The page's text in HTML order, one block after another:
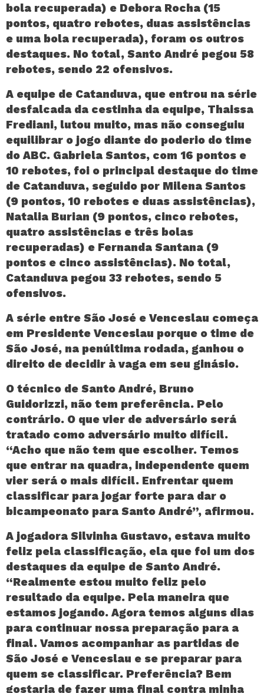
bola recuperada) e Debora Rocha (15
pontos, quatro rebotes, duas assistências
e uma bola recuperada), foram os outros
destaques. No total, Santo André pegou 58
rebotes, sendo 22 ofensivos.
A equipe de Catanduva, que entrou na série
desfalcada da cestinha da equipe, Thaissa
Frediani, lutou muito, mas não conseguiu
equilibrar o jogo diante do poderio do time
do ABC. Gabriela Santos, com 16 pontos e
10 rebotes, foi o principal destaque do time
de Catanduva, seguido por Milena Santos
(9 pontos, 10 rebotes e duas assistências),
Natalia Burian (9 pontos, cinco rebotes,
quatro assistências e três bolas
recuperadas) e Fernanda Santana (9
pontos e cinco assistências). No total,
Catanduva pegou 33 rebotes, sendo 5
ofensivos.
A série entre São José e Venceslau começa
em Presidente Venceslau porque o time de
São José, na penúltima rodada, ganhou o
direito de decidir à vaga em seu ginásio.
O técnico de Santo André, Bruno
Guidorizzi, não tem preferência. Pelo
contrário. O que vier de adversário será
tratado como adversário muito difícil.
“Acho que não tem que escolher. Temos
que entrar na quadra, independente quem
vier será o mais difícil. Enfrentar quem
classificar para jogar forte para dar o
bicampeonato para Santo André”, afirmou.
A jogadora Silvinha Gustavo, estava muito
feliz pela classificação, ela que foi um dos
destaques da equipe de Santo André.
“Realmente estou muito feliz pelo
resultado da equipe. Pela maneira que
estamos jogando. Agora temos alguns dias
para continuar nossa preparação para a
final. Vamos acompanhar as partidas de
São José e Venceslau e se preparar para
quem se classificar. Preferência? Bem
gostaria de fazer uma final contra minha